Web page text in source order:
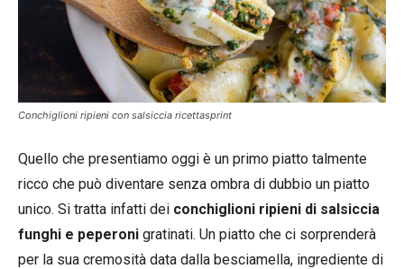
Conchiglioni ripieni con salsiccia ricettasprint
Quello che presentiamo oggi è un primo piatto talmente
ricco che può diventare senza ombra di dubbio un piatto
unico. Si tratta infatti dei conchiglioni ripieni di salsiccia
funghi e peperoni gratinati. Un piatto che ci sorprenderà
per la sua cremosità data dalla besciamella, ingrediente di